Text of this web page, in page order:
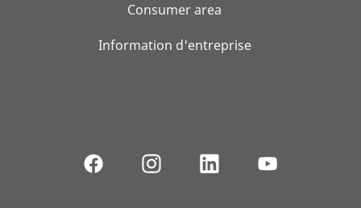
Consumer area
Information d'entreprise